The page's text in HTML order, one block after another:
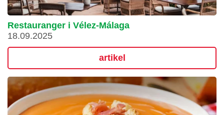
Restauranger i Vélez-Málaga
18.09.2025
artikel